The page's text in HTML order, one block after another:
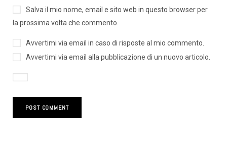
Salva il mio nome, email e sito web in questo browser per
la prossima volta che commento.
Avvertimi via email in caso di risposte al mio commento.
Avvertimi via email alla pubblicazione di un nuovo articolo.